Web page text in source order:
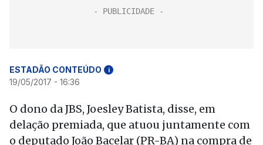
ESTADÃO CONTEÚDO i
19/05/2017 - 16:36
O dono da JBS, Joesley Batista, disse, em
delação premiada, que atuou juntamente com
o deputado João Bacelar (PR-BA) na compra de